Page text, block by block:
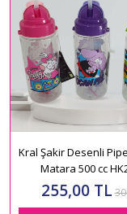
Kral Şakir Desenli
Matara 500 cc
255,00 TL